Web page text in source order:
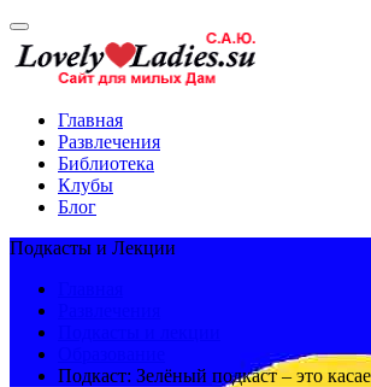
Главная
Развлечения
Библиотека
Клубы
Блог
Подкасты и Лекции
Подкаст: Зелёный подкаст – это